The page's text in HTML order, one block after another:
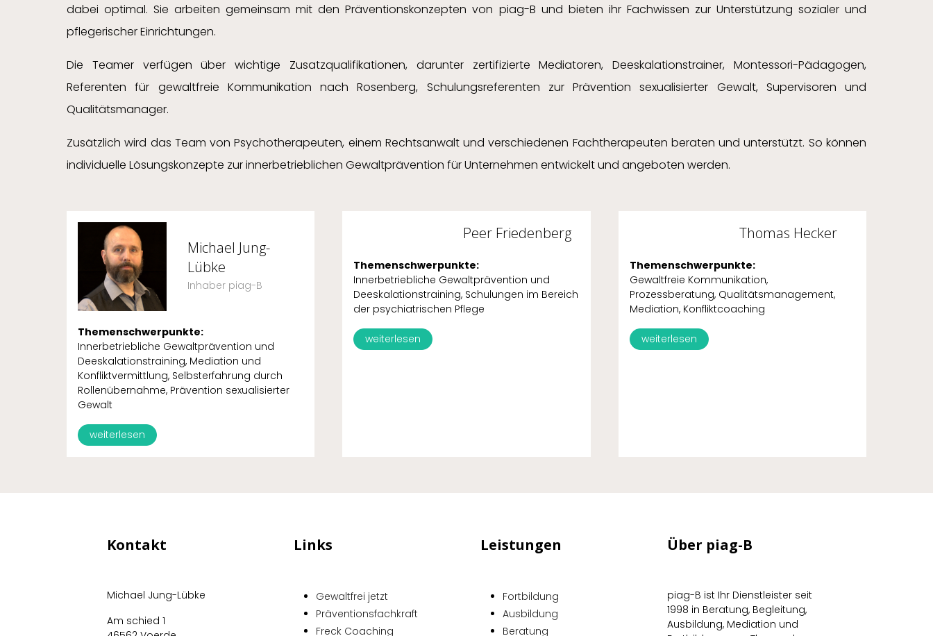
dabei optimal. Sie arbeiten gemeinsam mit den Präventionskonzepten von piag-B und bieten ihr Fachwissen zur Unterstützung sozialer und
pflegerischer Einrichtungen.
Die Teamer verfügen über wichtige Zusatzqualifikationen, darunter zertifizierte Mediatoren, Deeskalationstrainer, Montessori-Pädagogen,
Referenten für gewaltfreie Kommunikation nach Rosenberg, Schulungsreferenten zur Prävention sexualisierter Gewalt, Supervisoren und
Qualitätsmanager.
Zusätzlich wird das Team von Psychotherapeuten, einem Rechtsanwalt und verschiedenen Fachtherapeuten beraten und unterstützt. So können
individuelle Lösungskonzepte zur innerbetrieblichen Gewaltprävention für Unternehmen entwickelt und angeboten werden.
Michael Jung-
Lübke
Inhaber piag-B
Themenschwerpunkte:
Innerbetriebliche Gewaltprävention und
Deeskalationstraining, Mediation und
Konfliktvermittlung, Selbsterfahrung durch
Rollenübernahme, Prävention sexualisierter
Gewalt
weiterlesen
Peer Friedenberg
Themenschwerpunkte:
Innerbetriebliche Gewaltprävention und
Deeskalationstraining, Schulungen im Bereich
der psychiatrischen Pflege
weiterlesen
Thomas Hecker
Themenschwerpunkte:
Gewaltfreie Kommunikation,
Prozessberatung, Qualitätsmanagement,
Mediation, Konfliktcoaching
weiterlesen
Kontakt
Michael Jung-Lübke
Am schied 1
Links
Gewaltfrei jetzt
Präventionsfachkraft
Freck Coaching
Leistungen
Fortbildung
Ausbildung
Beratung
Über piag-B
piag-B ist Ihr Dienstleister seit
1998 in Beratung, Begleitung,
Ausbildung, Mediation und